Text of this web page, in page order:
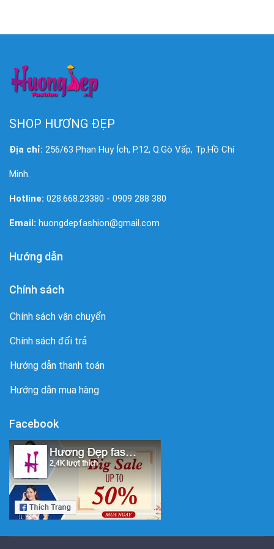
SHOP HƯƠNG ĐẸP
Địa chỉ: 256/63 Phan Huy Ích, P.12, Q.Gò Vấp, Tp.Hồ Chí
Minh.
Hotline: 028.668.23380 - 0909 288 380
Email: huongdepfashion@gmail.com
Hướng dẫn
Chính sách
Chính sách vận chuyển
Chính sách đổi trả
Hướng dẫn thanh toán
Hướng dẫn mua hàng
Facebook